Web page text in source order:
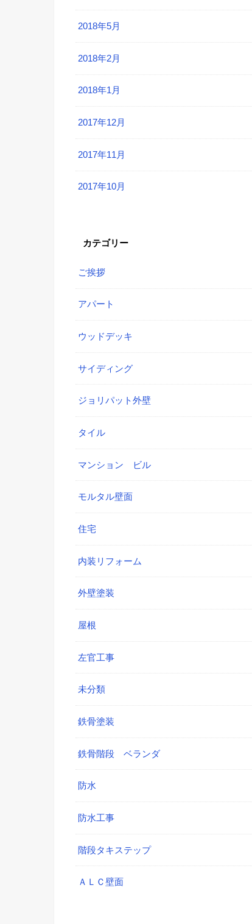
2018年5月
2018年2月
2018年1月
2017年12月
2017年11月
2017年10月
カテゴリー
ご挨拶
アパート
ウッドデッキ
サイディング
ジョリパット外壁
タイル
マンション ビル
モルタル壁面
住宅
内装リフォーム
外壁塗装
屋根
左官工事
未分類
鉄骨塗装
鉄骨階段 ベランダ
防水
防水工事
階段タキステップ
ＡＬＣ壁面